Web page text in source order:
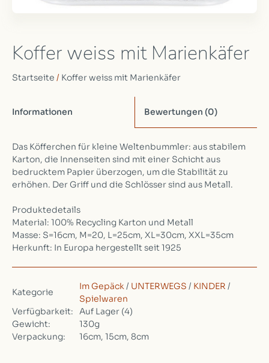
Koffer weiss mit Marienkäfer
Startseite / Koffer weiss mit Marienkäfer
Informationen Bewertungen (0)
Das Köfferchen für kleine Weltenbummler: aus stabilem
Karton, die Innenseiten sind mit einer Schicht aus
bedrucktem Papier überzogen, um die Stabilität zu
erhöhen. Der Griff und die Schlösser sind aus Metall.
Produktedetails
Material: 100% Recycling Karton und Metall
Masse: S=16cm, M=20, L=25cm, XL=30cm, XXL=35cm
Herkunft: In Europa hergestellt seit 1925
Kategorie
Im Gepäck / UNTERWEGS / KINDER /
Spielwaren
Verfügbarkeit:
Auf Lager (4)
Gewicht:
130g
Verpackung:
16cm, 15cm, 8cm